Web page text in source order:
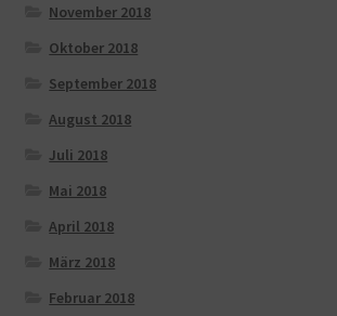
November 2018
Oktober 2018
September 2018
August 2018
Juli 2018
Mai 2018
April 2018
März 2018
Februar 2018